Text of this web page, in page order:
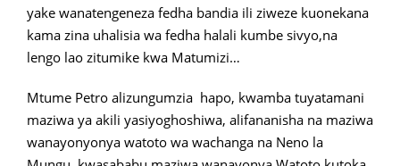
yake wanatengeneza fedha bandia ili ziweze kuonekana
kama zina uhalisia wa fedha halali kumbe sivyo,na
lengo lao zitumike kwa Matumizi…
Mtume Petro alizungumzia hapo, kwamba tuyatamani
maziwa ya akili yasiyoghoshiwa, alifananisha na maziwa
wanayonyonya watoto wa wachanga na Neno la